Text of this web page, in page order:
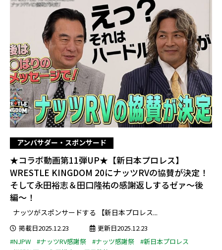
アンバサダー・スポンサード
★コラボ動画第11弾UP★【新日本プロレス】
WRESTLE KINGDOM 20にナッツRVの協賛が決定！
そして永田裕志＆田口隆祐の感謝返しするゼァ〜後
編〜！
ナッツがスポンサードする 【新日本プロレス...
掲載日2025.12.23
更新日2025.12.23
#NJPW
#ナッツRV感謝祭 #ナッツ感謝祭
#新日本プロレス